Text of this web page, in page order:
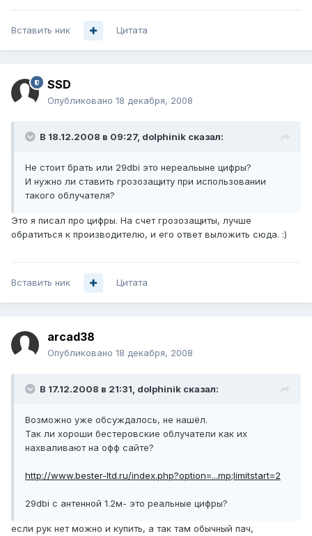
Вставить ник Цитата
SSD
Опубликовано 18 декабря, 2008
В 18.12.2008 в 09:27, dolphinik сказал:
Не стоит брать или 29dbi это нереальыне цифры?
И нужно ли ставить грозозащиту при использовании
такого облучателя?
Это я писал про цифры. На счет грозозащиты, лучше
обратиться к производителю, и его ответ выложить сюда. :)
Вставить ник Цитата
arcad38
Опубликовано 18 декабря, 2008
В 17.12.2008 в 21:31, dolphinik сказал:
Возможно уже обсуждалось, не нашёл.
Так ли хороши бестеровские облучатели как их
нахваливают на офф сайте?
http://www.bester-ltd.ru/index.php?option=...mp;limitstart=2
29dbi с антенной 1.2м- это реальные цифры?
если рук нет можно и купить, а так там обычный пач,